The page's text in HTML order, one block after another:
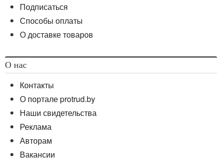
Подписаться
Способы оплаты
О доставке товаров
О нас
Контакты
О портале protrud.by
Наши свидетельства
Реклама
Авторам
Вакансии